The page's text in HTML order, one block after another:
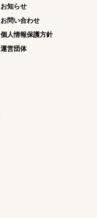
お知らせ
お問い合わせ
個人情報保護方針
運営団体